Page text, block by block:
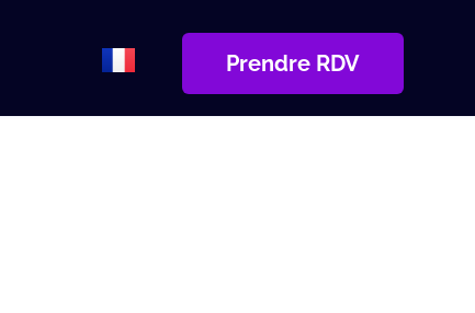
Prendre RDV